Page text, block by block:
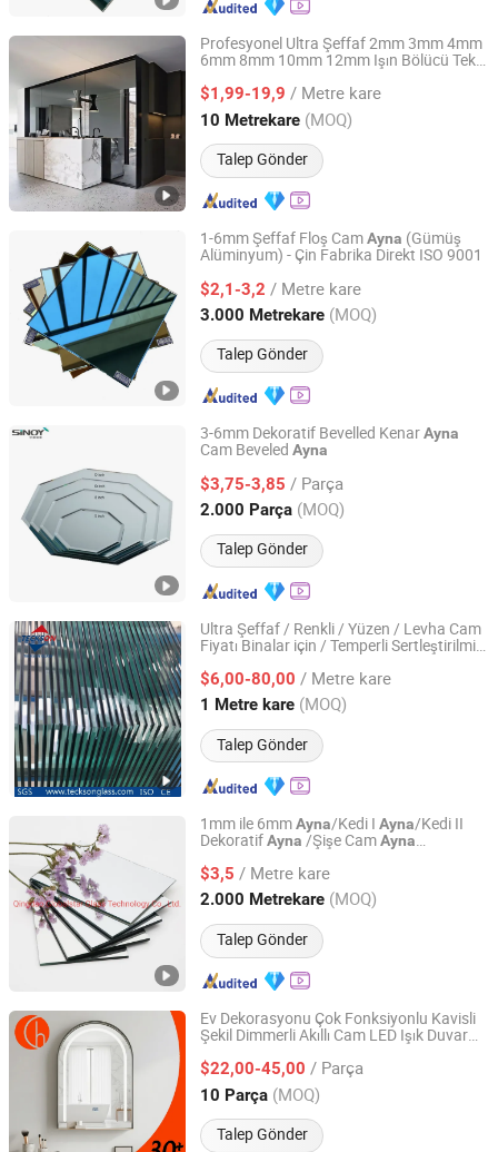
Profesyonel Ultra Şeffaf 2mm 3mm 4mm
6mm 8mm 10mm 12mm Işın Bölücü Tek
AynaGüvenlik KameralarıCamı
Kameralar için
$1,99-19,9 / Metre kare
10 Metrekare (MOQ)
Talep Gönder
Qingdao Tsing Glass Co., Ltd.
Shandong, China Fiyat 2017
1-6mm Şeffaf Floş CamAyna (Gümüş
Alüminyum) - Çin Fabrika Direkt ISO 9001
$2,1-3,2 / Metre kare
3.000 Metrekare (MOQ)
Talep Gönder
QINHUANGDAO GREEN STAR MIRROR CO., LTD.
Hebei, China Fiyat 2018
3-6mm Dekoratif Bevelled KenarAyna
Cam Beveled Ayna
$3,75-3,85 / Parça
2.000 Parça (MOQ)
Talep Gönder
Shandong, China Fiyat 2006
Ultra Şeffaf / Renkli / Yüzen / Levha Cam
Fiyatı Binalar için / Temperli Sertleştirilmiş
/Ayna
$6,00-80,00 / Metre kare
1 Metre kare (MOQ)
Talep Gönder
Teckson Glass Co., Limited
Shandong, China Fiyat 2014
1mm ile 6mmAyna/Kedi I Ayna/Kedi II
DekoratifAyna /Şişe CamAyna
/Bakır İçermeyenAyna
$3,5 / Metre kare
2.000 Metrekare (MOQ)
Talep Gönder
Qingdao Globalstar Glass Technology Co., Ltd.
Shandong, China Fiyat 2007
Ev Dekorasyonu Çok Fonksiyonlu Kavisli
Şekil Dimmerli Akıllı Cam LED Işık Duvar
$22,00-45,00 / Parça
10 Parça (MOQ)
Talep Gönder
Zhongshan Chaolang Lighting Co., Ltd.
Guangdong, China Fiyat 2025